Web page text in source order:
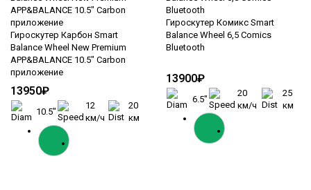
Гироскутер Карбон Smart
Balance Wheel New Premium
APP&BALANCE 10.5" Carbon
приложение
13950₽
10.5"
12
км/ч
20
км
Гироскутер Комикс Smart
Balance Wheel 6,5 Comics
Bluetooth
13900₽
6.5"
20
км/ч
25
км